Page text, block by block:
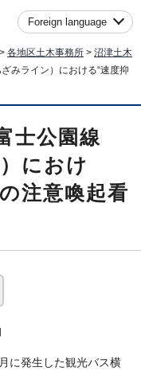
Foreign language
> 各地区土木事務所 > 沼津土木
みライン）における“速度抑
士公園線
におけ
注意喚起看
に発生した観光バス横